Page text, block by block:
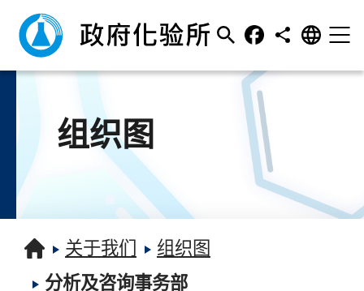
组织图
关于我们
组织图
分析及咨询事务部